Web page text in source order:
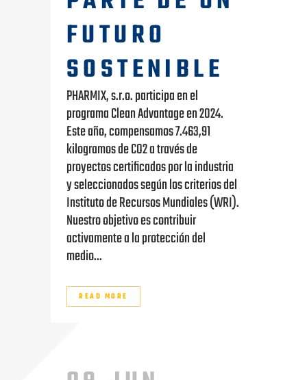
FUTURO
SOSTENIBLE
PHARMIX, s.r.o. participa en el
programa Clean Advantage en 2024.
Este año, compensamos 7.463,91
kilogramos de CO2 a través de
proyectos certificados por la industria
y seleccionados según los criterios del
Instituto de Recursos Mundiales (WRI).
Nuestro objetivo es contribuir
activamente a la protección del
medio...
READ MORE